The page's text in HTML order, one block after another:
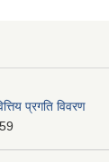
प्रगति विवरण